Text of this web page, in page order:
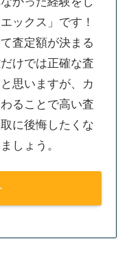
ックス」です！
査定額が決まる
けでは正確な査
思いますが、カ
ることで高い査
に後悔したくな
しょう。